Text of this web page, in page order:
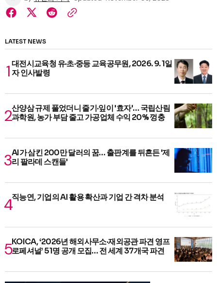
LATEST NEWS
대전시교육청 유·초·중등 교육공무원, 2026. 9. 1일
자 인사발령
산양삼 규제 풀었더니 줄기·잎이 '효자'… 국립산림
과학원, 농가 부담 줄고 가공업체 수익 20% 껑충
AI가 삼킨 200만 달러의 꿈… 출판계를 뒤흔든 '제
리 팔라데 스캔들'
직능연, 기업의 AI 활용 확산과 기업 간 격차 분석
KOICA, ‘2026년 해외사무소·재외공관 파견 영프
로페셔널’ 51명 공개 모집… 전 세계 37개국 파견